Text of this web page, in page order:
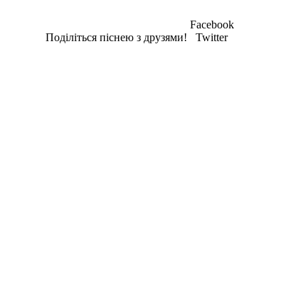
Поділіться піснею з друзями!
Facebook
Twitter